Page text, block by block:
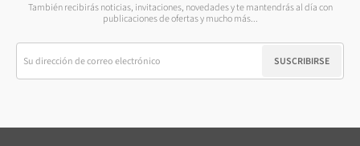
También recibirás noticias, invitaciones, novedades y te mantendrás al día con
publicaciones de ofertas y mucho más...
SUSCRIBIRSE